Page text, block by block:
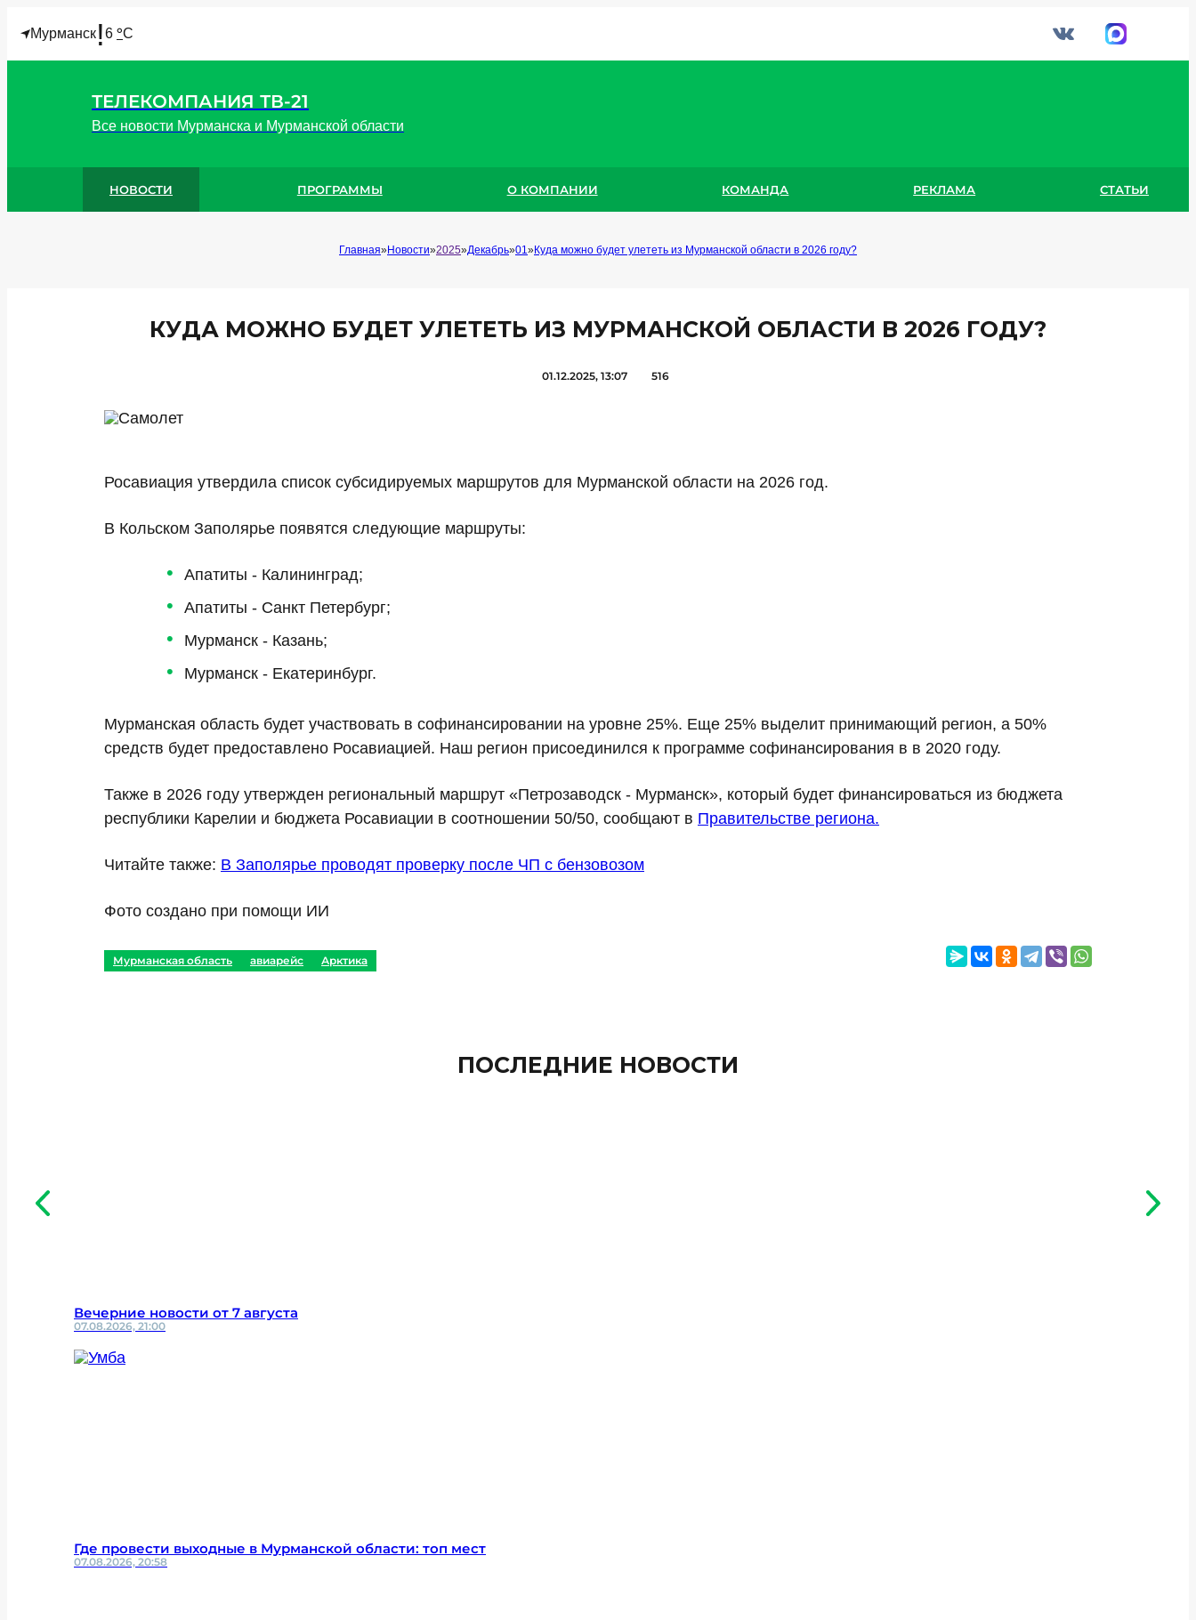
Мурманск!6 °C
ТЕЛЕКОМПАНИЯ ТВ-21
Все новости Мурманска и Мурманской области
НОВОСТИ ПРОГРАММЫ О КОМПАНИИ КОМАНДА РЕКЛАМА СТАТЬИ
Главная Новости 2025 Декабрь 01 Куда можно будет улететь из Мурманской области в 2026 году?
КУДА МОЖНО БУДЕТ УЛЕТЕТЬ ИЗ МУРМАНСКОЙ ОБЛАСТИ В 2026 ГОДУ?
01.12.2025, 13:07 516
Росавиация утвердила список субсидируемых маршрутов для Мурманской области на 2026 год.
В Кольском Заполярье появятся следующие маршруты:
Апатиты - Калининград;
Апатиты - Санкт Петербург;
Мурманск - Казань;
Мурманск - Екатеринбург.
Мурманская область будет участвовать в софинансировании на уровне 25%. Еще 25% выделит принимающий регион, а 50%
средств будет предоставлено Росавиацией. Наш регион присоединился к программе софинансирования в в 2020 году.
Также в 2026 году утвержден региональный маршрут «Петрозаводск - Мурманск», который будет финансироваться из бюджета
республики Карелии и бюджета Росавиации в соотношении 50/50, сообщают в Правительстве региона.
Читайте также: В Заполярье проводят проверку после ЧП с бензовозом
Фото создано при помощи ИИ
Мурманская область авиарейс Арктика
ПОСЛЕДНИЕ НОВОСТИ
Вечерние новости от 7 августа
07.08.2026, 21:00
Где провести выходные в Мурманской области: топ мест
07.08.2026, 20:58